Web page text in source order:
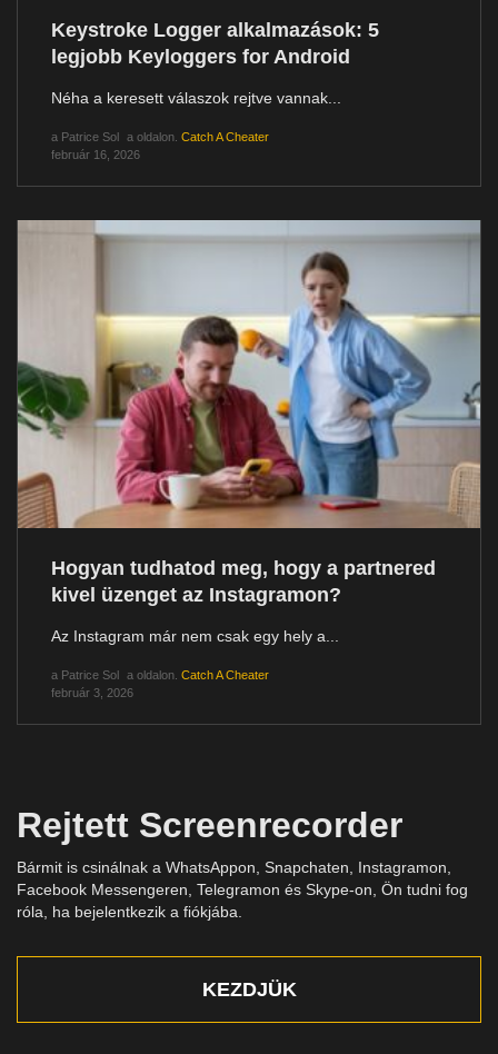
Keystroke Logger alkalmazások: 5
legjobb Keyloggers for Android
Néha a keresett válaszok rejtve vannak...
a Patrice Sol a oldalon. Catch A Cheater
február 16, 2026
Hogyan tudhatod meg, hogy a partnered
kivel üzenget az Instagramon?
Az Instagram már nem csak egy hely a...
a Patrice Sol a oldalon. Catch A Cheater
február 3, 2026
Rejtett Screenrecorder
Bármit is csinálnak a WhatsAppon, Snapchaten, Instagramon,
Facebook Messengeren, Telegramon és Skype-on, Ön tudni fog
róla, ha bejelentkezik a fiókjába.
KEZDJÜK